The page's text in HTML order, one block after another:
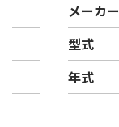
メーカー
型式
年式